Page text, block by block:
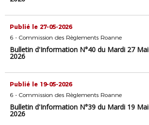
Publié le 27-05-2026
6 - Commission des Règlements Roanne
Bulletin d'Information N°40 du Mardi 27 Mai
2026
Publié le 19-05-2026
6 - Commission des Règlements Roanne
Bulletin d'Information N°39 du Mardi 19 Mai
2026